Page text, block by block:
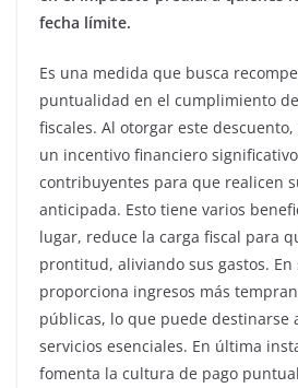
fecha límite.
Es una medida que busca
puntualidad en el cumplimiento
fiscales. Al otorgar este
un incentivo financiero
contribuyentes para que realicen
anticipada. Esto tiene varios
lugar, reduce la carga fiscal para
prontitud, aliviando sus gastos.
proporciona ingresos más
públicas, lo que puede destinarse
servicios esenciales. En última
fomenta la cultura de pago